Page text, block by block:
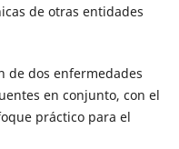
de otras entidades
de dos enfermedades
en conjunto, con el
práctico para el